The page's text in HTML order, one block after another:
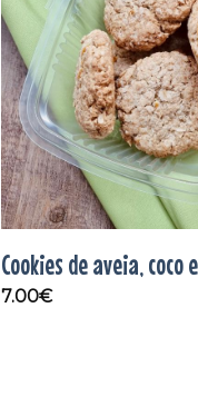
Cookies de aveia,
7.00€